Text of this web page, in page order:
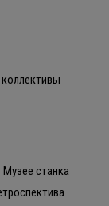
Музее станка